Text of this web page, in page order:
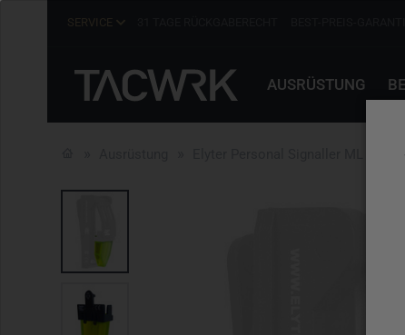
SERVICE
AUSRÜSTUNG
Elyter Personal Signaller ML 2